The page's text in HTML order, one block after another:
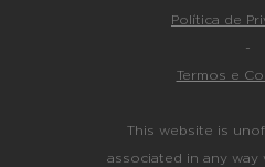
Política de
-
Termos e
This website is
associated in any way